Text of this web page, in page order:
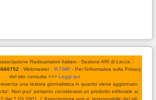
Radioamatori Italiani - Sezione ARI di Lecce. -
- Webmaster : IK7IMP - Per l'informativa sulla Privacy
del sito consulta >>> Leggi qui
una testata giornalistica in quanto viene aggiornato
Non puo' pertanto considerarsi un prodotto editoriale ai
del 7.03.2001. L'Associazione non e' responsabile dei siti